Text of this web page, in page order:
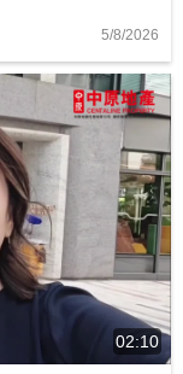
5/8/2026
02:10